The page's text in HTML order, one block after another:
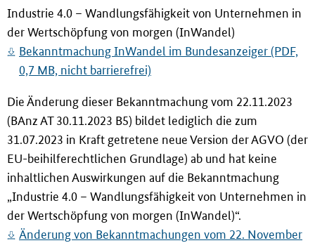
Industrie 4.0 – Wandlungsfähigkeit von Unternehmen in
der Wertschöpfung von morgen (InWandel)
Bekanntmachung InWandel im Bundesanzeiger (PDF,
0,7 MB, nicht barrierefrei)
Die Änderung dieser Bekanntmachung vom 22.11.2023
(BAnz AT 30.11.2023 B5) bildet lediglich die zum
31.07.2023 in Kraft getretene neue Version der AGVO (der
EU-beihilferechtlichen Grundlage) ab und hat keine
inhaltlichen Auswirkungen auf die Bekanntmachung
„Industrie 4.0 – Wandlungsfähigkeit von Unternehmen in
der Wertschöpfung von morgen (InWandel)“.
Änderung von Bekanntmachungen vom 22. November